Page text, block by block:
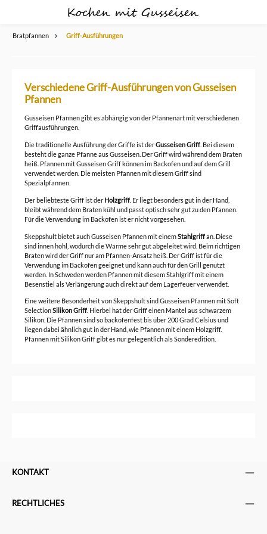
Bratpfannen Griff-Ausführungen
Verschiedene Griff-Ausführungen von Gusseisen
Pfannen
Gusseisen Pfannen gibt es abhängig von der Pfannenart mit verschiedenen
Griffausführungen.
Die traditionelle Ausführung der Griffe ist derGusseisen Griff . Bei diesem
besteht die ganze Pfanne aus Gusseisen. Der Griff wird während dem Braten
heiß. Pfannen mit Gusseisen Griff können im Backofen und auf dem Grill
verwendet werden. Die meisten Pfannen mit diesem Griff sind
Spezialpfannen.
Der beliebteste Griff ist der Holzgriff . Er liegt besonders gut in der Hand,
bleibt während dem Braten kühl und passt optisch sehr gut zu den Pfannen.
Für die Verwendung im Backofen ist er nicht vorgesehen.
Skeppshult bietet auch Gusseisen Pfannen mit einemStahlgriff an. Diese
sind innen hohl, wodurch die Wärme sehr gut abgeleitet wird. Beim richtigen
Braten wird der Griff nur am Pfannen-Ansatz heiß. Der Griff ist für die
Verwendung im Backofen geeignet und kann auch für den Grill genutzt
werden. In Schweden werden Pfannen mit diesem Stahlgriff mit einem
Besenstiel als Verlängerung auch direkt auf dem Lagerfeuer verwendet.
Eine weitere Besonderheit von Skeppshult sind Gusseisen Pfannen mit Soft
SelectionSilikon Griff . Hierbei hat der Griff einen Mantel aus schwarzem
Silikon. Die Pfannen sind so backofenfest bis über 200 Grad Celsius und
liegen dabei ähnlich gut in der Hand, wie Pfannen mit einem Holzgriff.
Pfannen mit Silikon Griff gibt es nur gelegentlich als Sonderedition.
KONTAKT
RECHTLICHES